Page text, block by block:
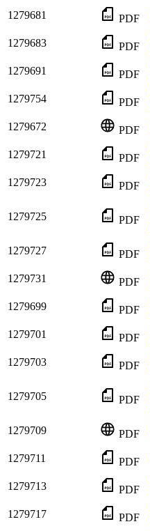
1279681
PDF
1279683
PDF
1279691
PDF
1279754
PDF
1279672
PDF
1279721
PDF
1279723
PDF
1279725 PDF
1279727 PDF
1279731
PDF
1279699
PDF
1279701
PDF
1279703
PDF
1279705 PDF
1279709 PDF
1279711
PDF
1279713
PDF
1279717
PDF